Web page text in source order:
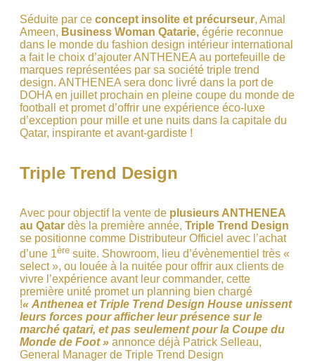
Séduite par ce concept insolite et précurseur, Amal
Ameen, Business Woman Qatarie, égérie reconnue
dans le monde du fashion design intérieur international
a fait le choix d’ajouterANTHENEA au portefeuille de
marques représentées par sa société triple trend
design. ANTHENEA sera donc livré dans la port de
DOHA en juillet prochain en pleine coupe du monde de
football et promet d’offrir une expérience éco-luxe
d’exception pour mille et une nuits dans la capitale du
Qatar, inspirante et avant-gardiste !
Triple Trend Design
Avec pour objectif la vente de plusieurs ANTHENEA
au Qatar dès la première année, Triple Trend Design
se positionne comme Distributeur Officiel avec l’achat
d’une 1ère suite. Showroom, lieu d’évènementiel très «
select », ou louée à la nuitée pour offrir aux clients de
vivre l’expérience avant leur commander, cette
première unité promet un planning bien chargé
!« Anthenea et Triple Trend Design House unissent
leurs forces pour afficher leur présence sur le
marché qatari, et pas seulement pour la Coupe du
Monde de Foot » annonce déjà Patrick Selleau,
General Manager de Triple Trend Design